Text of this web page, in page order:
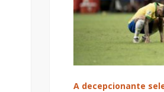
A decepcionante